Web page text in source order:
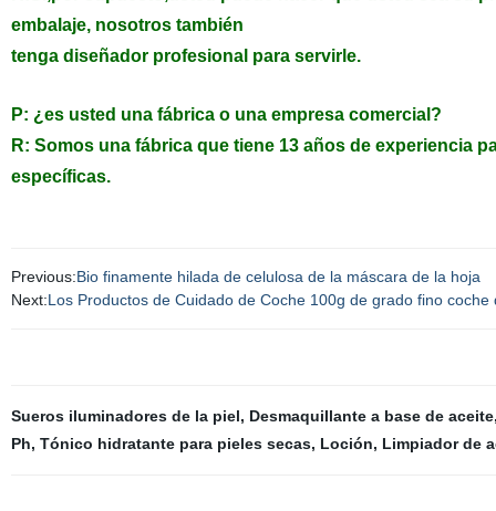
embalaje, nosotros también
tenga diseñador profesional para servirle.
P: ¿es usted una fábrica o una empresa comercial?
R: Somos una fábrica que tiene 13 años de experiencia
específicas.
Previous:Bio finamente hilada de celulosa de la máscara de la hoja
Next:Los Productos de Cuidado de Coche 100g de grado fino
Sueros iluminadores de la piel, Desmaquillante a base de aceite
Ph, Tónico hidratante para pieles secas, Loción, Limpiador de